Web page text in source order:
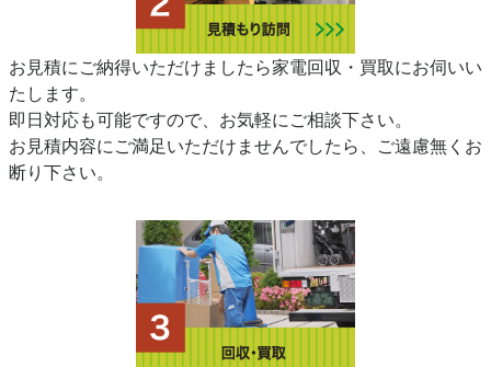
お見積にご納得いただけましたら家電回収・買取にお伺いい
たします。
即日対応も可能ですので、お気軽にご相談下さい。
お見積内容にご満足いただけませんでしたら、ご遠慮無くお
断り下さい。